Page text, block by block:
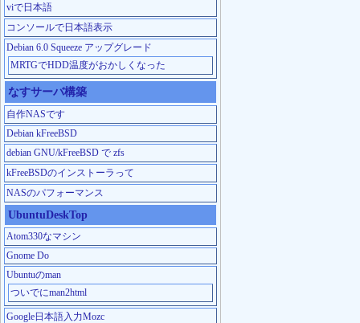
viで日本語
コンソールで日本語表示
Debian 6.0 Squeeze アップグレード
MRTGでHDD温度がおかしくなった
なすサーバ構築
自作NASです
Debian kFreeBSD
debian GNU/kFreeBSD で zfs
kFreeBSDのインストーラって
NASのパフォーマンス
UbuntuDeskTop
Atom330なマシン
Gnome Do
Ubuntuのman
ついでにman2html
Google日本語入力Mozc